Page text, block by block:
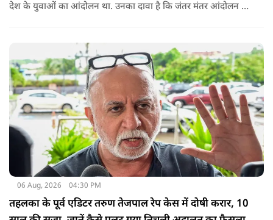
देश के युवाओं का आंदोलन था. उनका दावा है कि जंतर मंतर आंदोलन से
06 Aug, 2026 04:30 PM
तहलका के पूर्व एडिटर तरुण तेजपाल रेप केस में दोषी करार, 10